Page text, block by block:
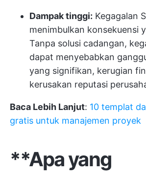
Dampak tinggi: Kegagalan
menimbulkan konsekuensi
Tanpa solusi cadangan,
dapat menyebabkan
yang signifikan, kerugian
kerusakan reputasi
Baca Lebih Lanjut: 10 templat
gratis untuk manajemen proyek
**Apa yang